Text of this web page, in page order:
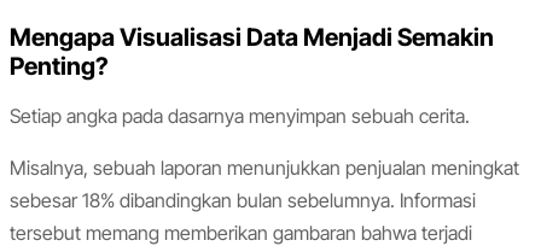
Mengapa Visualisasi Data Menjadi Semakin
Penting?
Setiap angka pada dasarnya menyimpan sebuah cerita.
Misalnya, sebuah laporan menunjukkan penjualan meningkat
sebesar 18% dibandingkan bulan sebelumnya. Informasi
tersebut memang memberikan gambaran bahwa terjadi